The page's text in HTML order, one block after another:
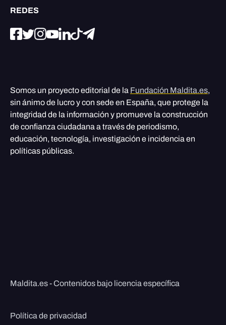
REDES
Somos un proyecto editorial de la Fundación Maldita.es,
sin ánimo de lucro y con sede en España, que protege la
integridad de la información y promueve la construcción
de confianza ciudadana a través de periodismo,
educación, tecnología, investigación e incidencia en
políticas públicas.
Maldita.es - Contenidos bajo licencia específica
Política de privacidad